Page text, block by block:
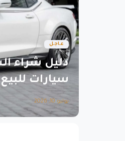
عاجل
دليل شراء
سيارات
يوليو 10, 2026